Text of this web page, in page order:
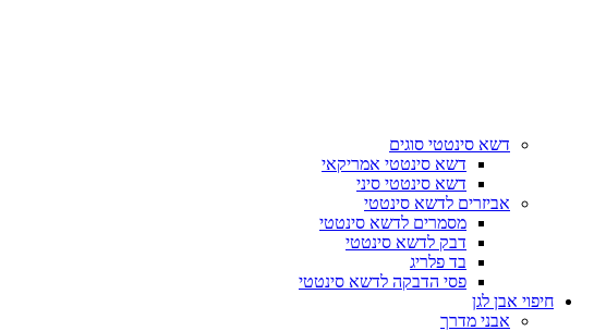
דשא סינטטי סוגים
דשא סינטטי אמריקאי
דשא סינטטי סיני
אביזרים לדשא סינטטי
מסמרים לדשא סינטטי
דבק לדשא סינטטי
בד פלריג
פסי הדבקה לדשא סינטטי
חיפוי אבן לגן
אבני מדרך